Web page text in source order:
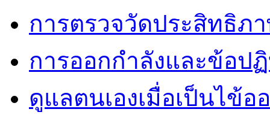
การตรวจวัดประสิทธิภ
การออกกำลังและข้อป
ดูแลตนเองเมื่อเป็นไข้อ